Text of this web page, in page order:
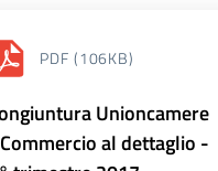
PDF (106KB)
Unioncamere
al dettaglio -